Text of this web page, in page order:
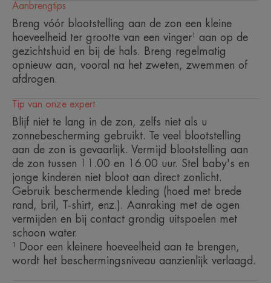
voor de gevoelige huid en wordt goed getolereerd.
Voordelen
Gaat foto-geïnduceerde huidveroudering tegen: de
fotostabiele uv B-/ uv A-filters gaan de schadelijke
effecten van zonnestralen tegen.
Lichte, vloeibare textuur: gemakkelijk aan te
brengen.
Antioxiderend: helpt de cellen te beschermen tegen
vrije radicalen.
Tegen pigmentvlekken: Voorkomt en corrigeert
pigmentvlekken.
TEXTUUR
Aanbrengtips
Breng vóór blootstelling aan de zon een kleine
hoeveelheid ter grootte van een vinger¹ aan op de
gezichtshuid en bij de hals. Breng regelmatig
opnieuw aan, vooral na het zweten, zwemmen of
afdrogen.
Tip van onze expert
Blijf niet te lang in de zon, zelfs niet als u
zonnebescherming gebruikt. Te veel blootstelling
aan de zon is gevaarlijk. Vermijd blootstelling aan
de zon tussen 11.00 en 16.00 uur. Stel baby's en
jonge kinderen niet bloot aan direct zonlicht.
Gebruik beschermende kleding (hoed met brede
rand, bril, T-shirt, enz.). Aanraking met de ogen
vermijden en bij contact grondig uitspoelen met
schoon water.
¹ Door een kleinere hoeveelheid aan te brengen,
wordt het beschermingsniveau aanzienlijk verlaagd.